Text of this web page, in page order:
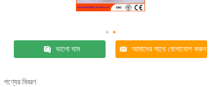
ভালো দাম আমাদের সাথে যোগাযোগ করুন
পণ্যের বিবরণ